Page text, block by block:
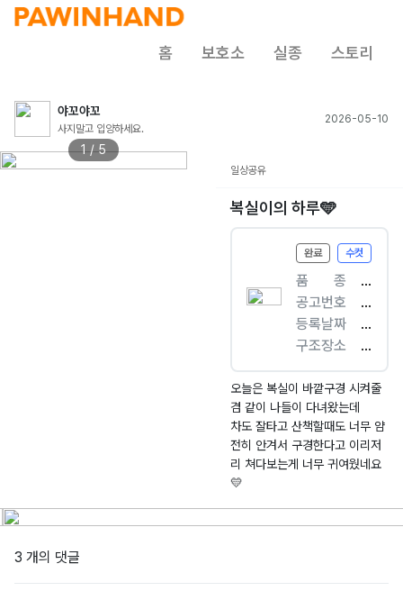
홈 보호소 실종 스토리
야꼬야꼬
사지말고 입양하세요.
2026-05-10
1 / 5
일상공유
복실이의 하루🩵
완료 수컷
품ㅤㅤ종
[
개
]
믹
스
견
공고번호
부
산
-
해
운
-
2
0
0
등록날짜
2
0
2
6.
4.
1
6
구조장소
반
송
로
2
3
번
오늘은 복실이 바깥구경 시켜줄
겸 같이 나들이 다녀왔는데
차도 잘타고 산책할때도 너무 얌
전히 안겨서 구경한다고 이리저
리 쳐다보는게 너무 귀여웠네요
💛
3 개의 댓글